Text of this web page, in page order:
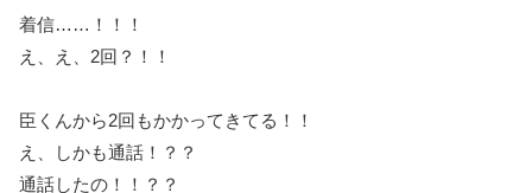
着信……！！！
え、え、2回？！！
臣くんから2回もかかってきてる！！
え、しかも通話！？？
通話したの！！？？